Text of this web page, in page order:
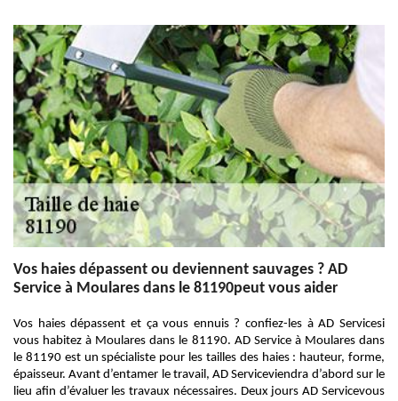
Vos haies dépassent ou deviennent sauvages ? AD
Service à Moulares dans le 81190peut vous aider
Vos haies dépassent et ça vous ennuis ? confiez-les à AD Servicesi
vous habitez à Moulares dans le 81190. AD Service à Moulares dans
le 81190 est un spécialiste pour les tailles des haies : hauteur, forme,
épaisseur. Avant d’entamer le travail, AD Serviceviendra d’abord sur le
lieu afin d’évaluer les travaux nécessaires. Deux jours AD Servicevous